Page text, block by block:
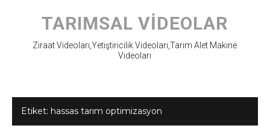
content
TARIMSAL VIDEOLAR
Ziraat Videoları,Yetiştiricilik Videoları,Tarım Alet Makine
Videoları
Etiket: hassas tarım optimizasyon